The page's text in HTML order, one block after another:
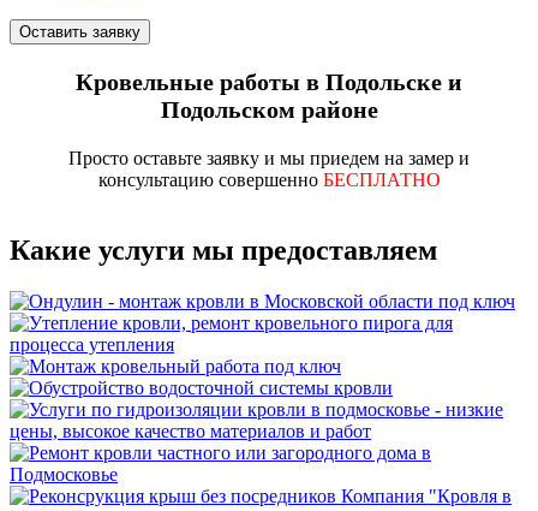
Оставить заявку
Кровельные работы в Подольске и
Подольском районе
Просто оставьте заявку и мы приедем на замер и
консультацию совершенно БЕСПЛАТНО
Какие услуги мы предоставляем